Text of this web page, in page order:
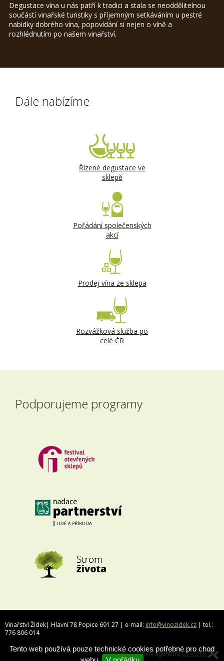
Degustace vína u nás patří k tradici a stala se neoddělitelnou
součástí vinařské turistiky s příjemným setkáváním u pestré
nabídky dobrého vína, popovídání si nejen o víně a
rozhlédnutím po našem vinařství.
Dále nabízíme
Řízené degustace ve
sklepě
Pořádání společenských
akcí
Prodej vína ze sklepa
Rozvážková služba po
celé ČR
Podporujeme programy
Vinařství Žídek| Hlavní 78 Popice 691 27 | e-mail: info@vinozidek.cz | tel.:
776 806 014
Vytvořila kreativní agenturaGRAWEB
Tento web používá pouze technické cookies potřebné pro chod